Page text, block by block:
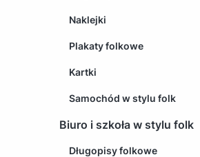
Naklejki
Plakaty folkowe
Kartki
Samochód w stylu folk
Biuro i szkoła w stylu folk
Długopisy folkowe